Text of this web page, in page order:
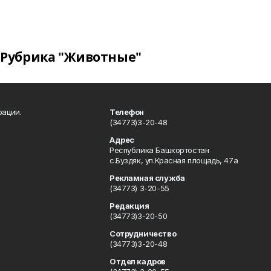
Рубрика "Животные"
Телефон
(34773)3-20-48
Адрес
Республика Башкортостан
с.Буздяк, ул.Красная площадь, 47а
Рекламная служба
(34773) 3-20-55
Редакция
(34773)3-20-50
Сотрудничество
(34773)3-20-48
Отдел кадров